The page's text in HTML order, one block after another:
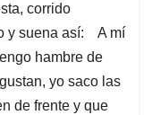
corrido
y suena así: A mí
hambre de
yo saco las
de frente y que